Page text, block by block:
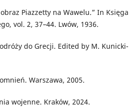
Piazzetty na Wawelu.” In Księga
vol. 2, 37–44. Lwów, 1936.
do Grecji. Edited by M. Kunicki-
Warszawa, 2005.
wojenne. Kraków, 2024.